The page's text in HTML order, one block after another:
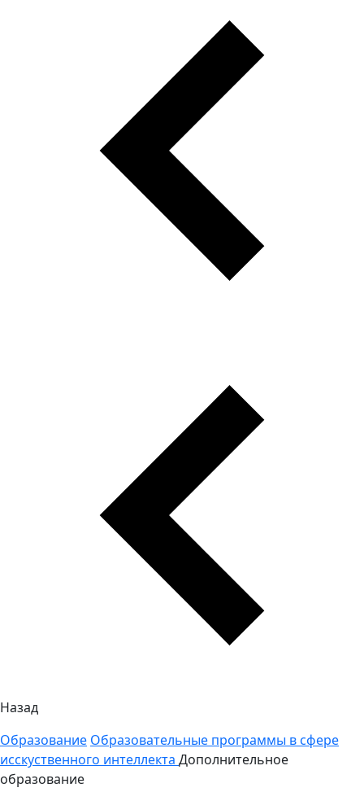
Назад
Образование Образовательные программы в сфере
исскуственного интеллекта Дополнительное
образование